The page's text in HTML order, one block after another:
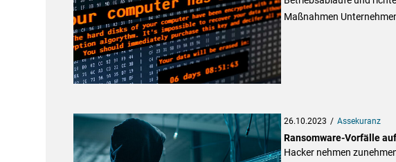
Maßnahmen
26.10.2023 Assekuranz
Ransomware-Vorfälle
Hacker nehmen